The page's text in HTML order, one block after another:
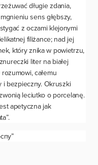
długie zdania,
sens głębszy,
z oczami klejonymi
filiżance; nad jej
który znika w powietrzu,
liter na białej
całemu
i bezpieczny. Okruszki
leciutko o porcelanę.
apetyczna jak